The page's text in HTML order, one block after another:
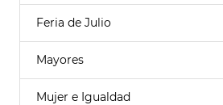
Feria de Julio
Mayores
Mujer e Igualdad